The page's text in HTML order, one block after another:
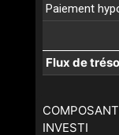
Paiement
Flux de
INVESTI